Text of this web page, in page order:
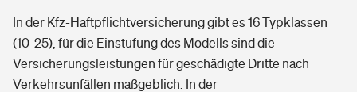
In der Kfz-Haftpflichtversicherung gibt es 16 Typklassen
(10-25), für die Einstufung des Modells sind die
Versicherungsleistungen für geschädigte Dritte nach
Verkehrsunfällen maßgeblich. In der